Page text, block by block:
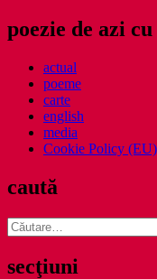
poezie de azi
actual
poeme
carte
english
media
Cookie Policy (EU)
caută
Caută
după:
secţiuni